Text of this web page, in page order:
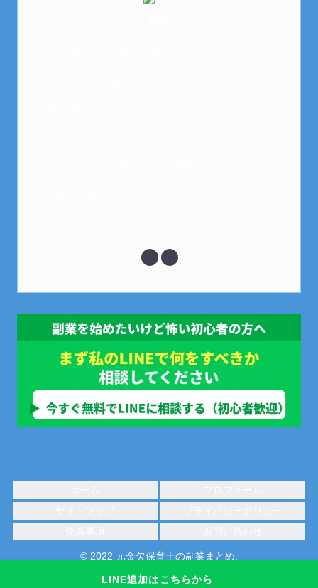
LINE追加はこちらから
© 2022 元金欠保育士の副業まとめ.